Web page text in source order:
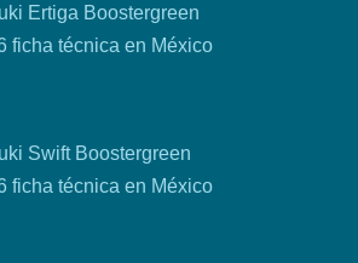
Ertiga Boostergreen
ficha técnica en México
Swift Boostergreen
ficha técnica en México